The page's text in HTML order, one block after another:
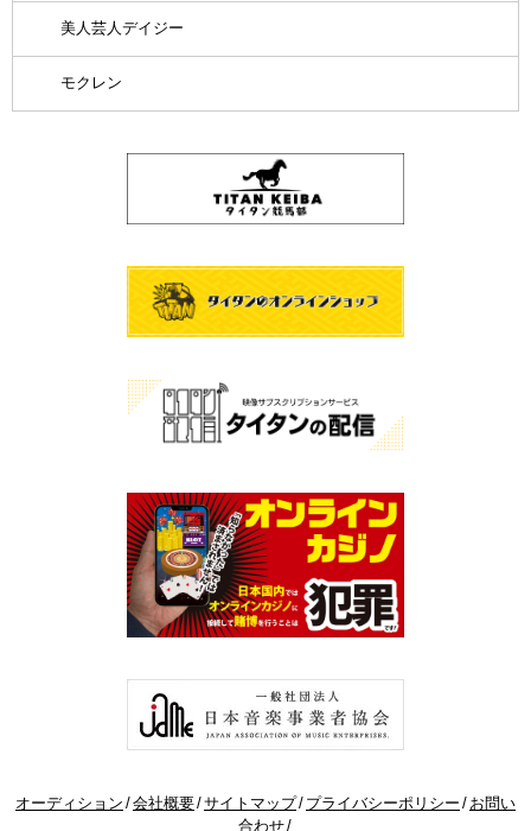
美人芸人デイジー
モクレン
オーディション 会社概要 サイトマップ プライバシーポリシー
お問い
合わせ